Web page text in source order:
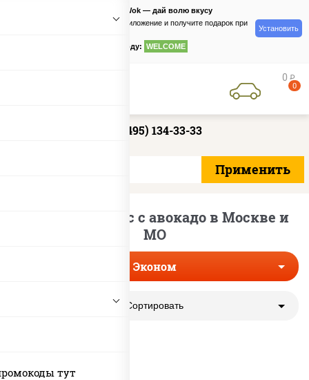
тут
PizzaSushiWok — дай волю вкусу
Скачайте приложение и получите подарок при
по промокоду: WELCOME
Установить
0 руб
0
+7 (495) 134-33-33
Эконом роллы с с авокадо в Москве и
МО
Эконом
Сортировать
new